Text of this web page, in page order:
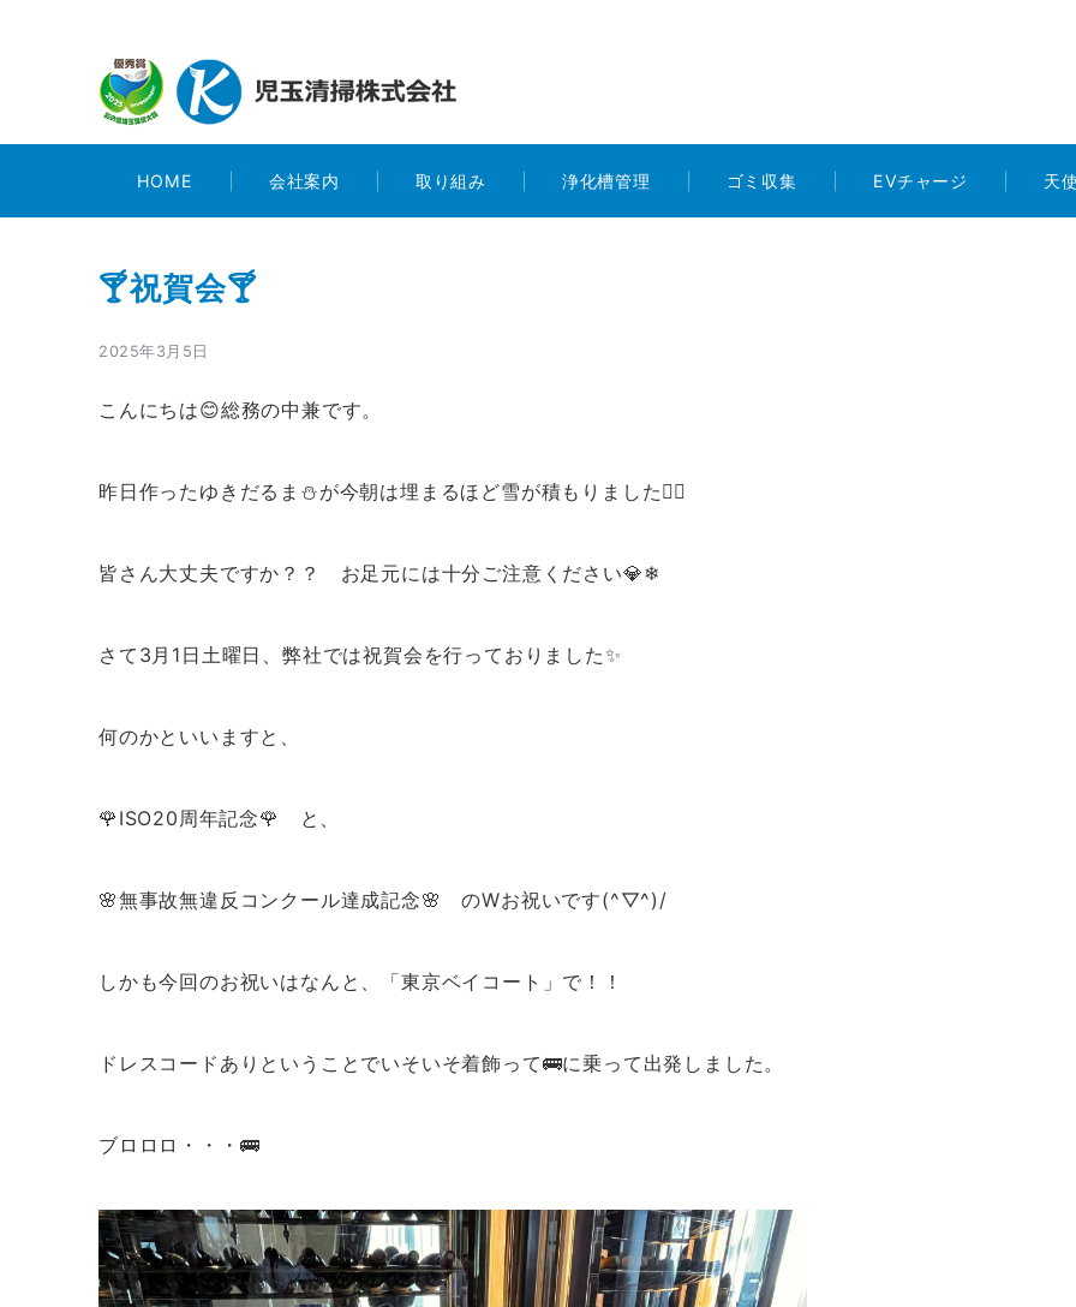
HOME 会社案内 取り組み 浄化槽管理 ゴミ収集 EVチャージ 天
🍸祝賀会🍸
2025年3月5日
こんにちは😊総務の中兼です。
昨日作ったゆきだるま⛄が今朝は埋まるほど雪が積もりました🤷‍♀️
皆さん大丈夫ですか？？ お足元には十分ご注意ください💎❄
さて3月1日土曜日、弊社では祝賀会を行っておりました✨
何のかといいますと、
🌹ISO20周年記念🌹 と、
🌸無事故無違反コンクール達成記念🌸 のWお祝いです(^▽^)/
しかも今回のお祝いはなんと、「東京ベイコート」で！！
ドレスコードありということでいそいそ着飾って🚌に乗って出発しました。
ブロロロ・・・🚌